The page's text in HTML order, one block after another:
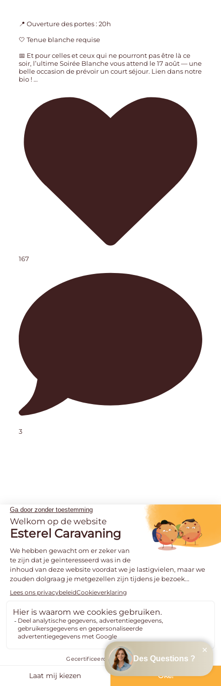
📍 Ouverture des portes : 20h
🤍 Tenue blanche requise
📅 Et pour celles et ceux qui ne pourront pas être là ce
soir, l’ultime Soirée Blanche vous attend le 17 août — une
belle occasion de prévoir un court séjour. Lien dans notre
bio ! …
167
3
esterelcaravaning
View Instagram post by esterelcaravaning